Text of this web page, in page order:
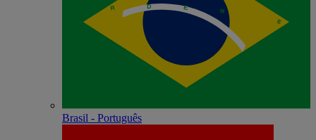
Brasil - Português